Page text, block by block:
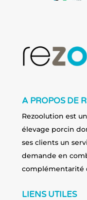
A PROPOS DE
Rezoolution est
élevage porcin
ses clients un
demande en
complémentarité
LIENS UTILES